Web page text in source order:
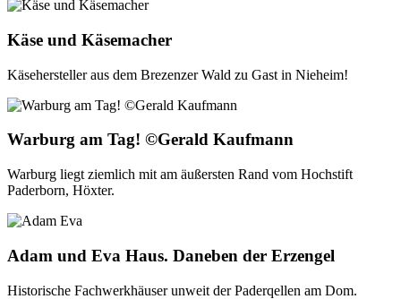
Käse und Käsemacher
Käsehersteller aus dem Brezenzer Wald zu Gast in Nieheim!
Warburg am Tag! ©Gerald Kaufmann
Warburg liegt ziemlich mit am äußersten Rand vom Hochstift
Paderborn, Höxter.
Adam und Eva Haus. Daneben der Erzengel
Historische Fachwerkhäuser unweit der Paderqellen am Dom.